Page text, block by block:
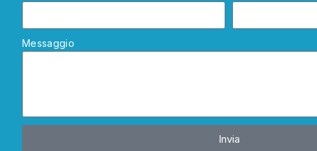
Messaggio
Invia